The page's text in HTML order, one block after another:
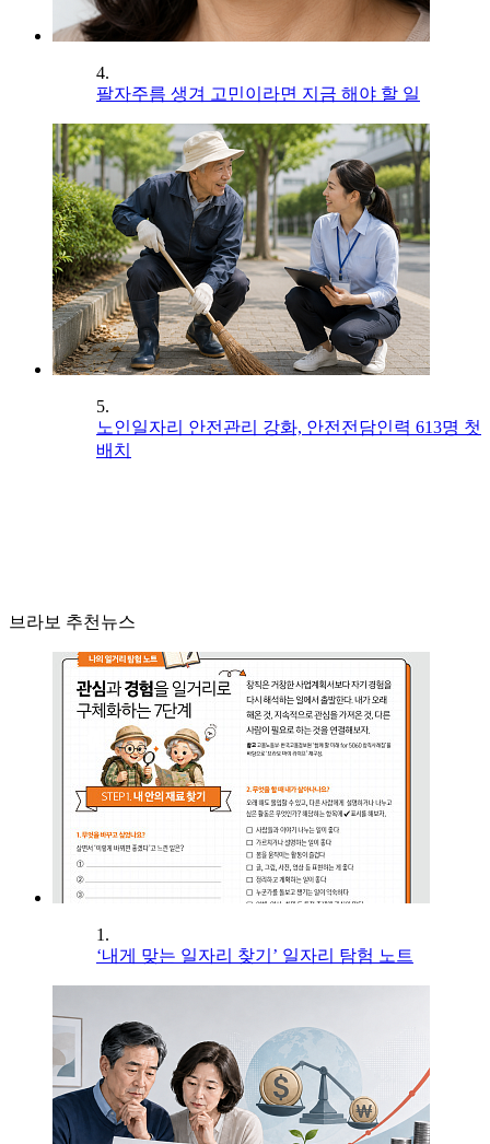
4.
팔자주름 생겨 고민이라면 지금 해야 할 일
5.
노인일자리 안전관리 강화, 안전전담인력 613명 첫
배치
브라보 추천뉴스
1.
‘내게 맞는 일자리 찾기’ 일자리 탐험 노트